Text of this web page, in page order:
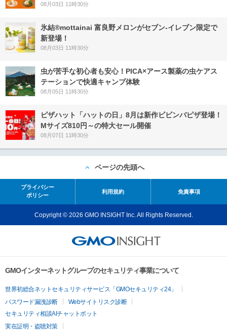
08月03日 11時30分
氷結®mottainai 富良野メロンがセブン‐イレブン限定で
新登場！
08月03日 11時30分
虫が苦手な初心者も安心！PICA×アース製薬の虫ケアス
テーションで快適キャンプ体験
08月05日 11時30分
ピザハット「ハットの日」8月は新作ビビンバピザ登場！
Mサイズ810円～の特大セール開催
08月07日 11時30分
ページの先頭へ
プライバシー
ポリシー
利用規約 免責事項
Copyright © 2026 GMO INSIGHT Inc. All Rights Reserved.
GMOインターネットグループのセキュリティ事業について
世界初総合ネットセキュリティサービス「GMOセキュリティ24」
パスワード漏洩診断
Webサイトリスク診断
セキュリティ相談AIチャットボット
実在証明・盗聴対策